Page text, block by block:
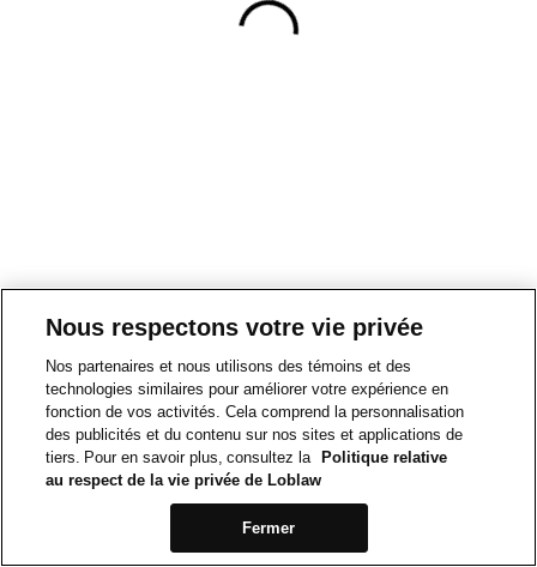
Nous respectons votre vie privée
Nos partenaires et nous utilisons des témoins et des
technologies similaires pour améliorer votre expérience en
fonction de vos activités. Cela comprend la personnalisation
des publicités et du contenu sur nos sites et applications de
tiers. Pour en savoir plus, consultez la
Politique relative
au respect de la vie privée de Loblaw
Fermer